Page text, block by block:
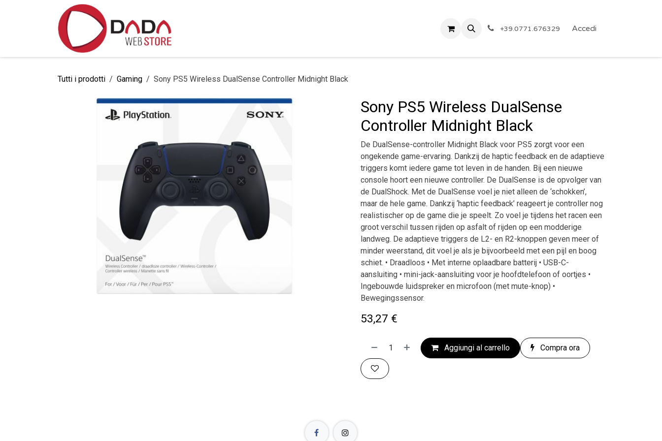
Politica Privacy Eventi ARTICOLI A PREZZO SHOCK!
+39.0771.676329 Accedi
Tutti i prodotti Gaming Sony PS5 Wireless DualSense Controller Midnight Black
Sony PS5 Wireless DualSense
Controller Midnight Black
De DualSense-controller Midnight Black voor PS5 zorgt voor een
ongekende game-ervaring. Dankzij de haptic feedback en de adaptieve
triggers komt iedere game tot leven in de handen. Bij een nieuwe
console hoort een nieuwe controller. De DualSense is de opvolger van
de DualShock. Met de DualSense voel je niet alleen de ‘schokken’,
maar de hele game. Dankzij ‘haptic feedback’ reageert je controller nog
realistischer op de game die je speelt. Zo voel je tijdens het racen een
groot verschil tussen rijden op asfalt of rijden op een modderige
landweg. De adaptieve triggers de L2- en R2-knoppen geven meer of
minder weerstand, dit voel je als je bijvoorbeeld met een pijl en boog
schiet. • Draadloos • Met interne oplaadbare batterij • USB-C-
aansluiting • mini-jack-aansluiting voor je hoofdtelefoon of oortjes •
Ingebouwde luidspreker en microfoon (met mute-knop) •
Bewegingssensor.
53,27 €
Aggiungi al carrello Compra ora